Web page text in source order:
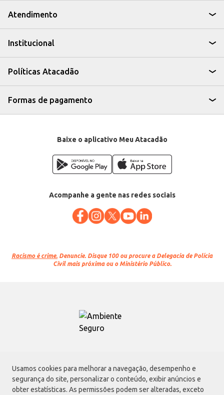
Usamos cookies para melhorar a navegação, desempenho e
segurança do site, personalizar o conteúdo, exibir anúncios e
obter estatísticas. As permissões podem ser alteradas, exceto
Atendimento
Institucional
Políticas Atacadão
Formas de pagamento
Baixe o aplicativo Meu Atacadão
Acompanhe a gente nas redes sociais
Racismo é crime. Denuncie. Disque 100 ou procure a Delegacia de Polícia
Civil mais próxima ou o Ministério Público.
Atacadão S.A.
Avenida Morvan Dias de Figueiredo, 6169, Vila Maria, São Paulo - SP | CEP
02170-901 | CNPJ: 75.315.333/0001-09